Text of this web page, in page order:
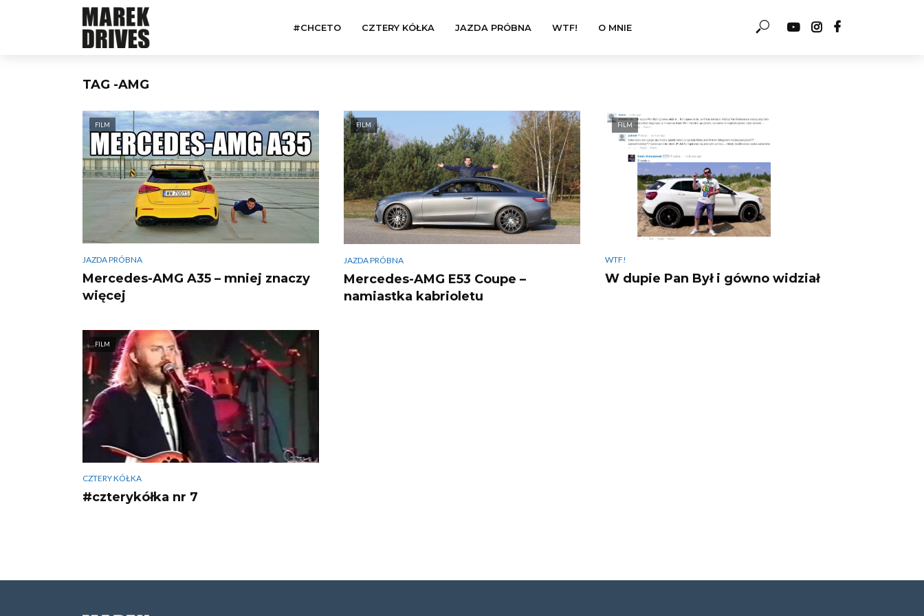
#CHCETO CZTERY KÓŁKA JAZDA PRÓBNA WTF! O MNIE
TAG -AMG
FILM
JAZDA PRÓBNA
Mercedes-AMG A35 – mniej znaczy
więcej
FILM
JAZDA PRÓBNA
Mercedes-AMG E53 Coupe –
namiastka kabrioletu
FILM
WTF!
W dupie Pan Był i gówno widział
FILM
CZTERY KÓŁKA
#czterykółka nr 7